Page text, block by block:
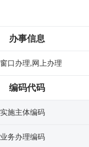
办事信息
窗口办理,网上办理
编码代码
实施主体编码
业务办理编码